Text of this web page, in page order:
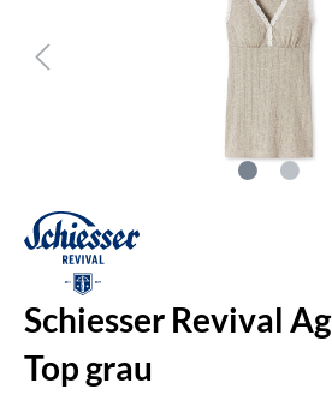
Schiesser Revival
Top grau